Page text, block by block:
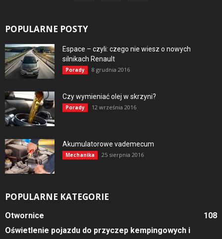
POPULARNE POSTY
Espace – czyli: czego nie wiesz o nowych
silnikach Renault
Porady 8 grudnia 2016
Czy wymieniać olej w skrzyni?
Porady 12 września 2016
Akumulatorowe vademecum
Mechanika 25 sierpnia 2016
POPULARNE KATEGORIE
Otwornice
108
Oświetlenie pojazdu do przyczep kempingowych i